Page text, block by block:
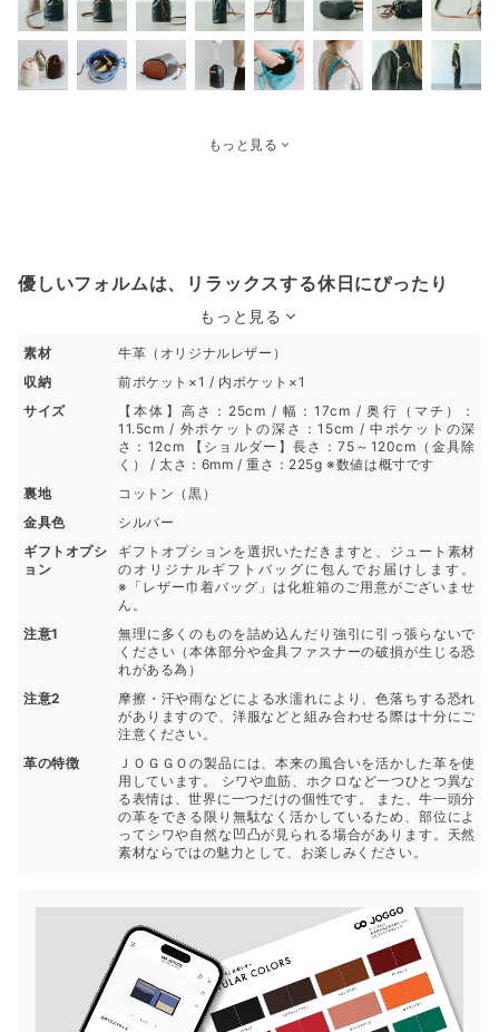
もっと見る
優しいフォルムは、リラックスする休日にぴったり
もっと見る
素材
牛革（オリジナルレザー）
収納
前ポケット×1 / 内ポケット×1
サイズ
【本体】高さ：25cm / 幅：17cm / 奥行（マチ）：
11.5cm / 外ポケットの深さ：15cm / 中ポケットの深
さ：12cm 【ショルダー】長さ：75～120cm（金具除
く） / 太さ：6mm / 重さ：225g ※数値は概寸です
裏地
コットン（黒）
金具色
シルバー
ギフトオプシ
ョン
ギフトオプションを選択いただきますと、ジュート素材
のオリジナルギフトバッグに包んでお届けします。
※「レザー巾着バッグ」は化粧箱のご用意がございませ
ん。
注意1
無理に多くのものを詰め込んだり強引に引っ張らないで
ください（本体部分や金具ファスナーの破損が生じる恐
れがある為）
注意2
摩擦・汗や雨などによる水濡れにより、色落ちする恐れ
がありますので、洋服などと組み合わせる際は十分にご
注意ください。
革の特徴
ＪＯＧＧＯの製品には、本来の風合いを活かした革を使
用しています。 シワや血筋、ホクロなど一つひとつ異な
る表情は、世界に一つだけの個性です。 また、牛一頭分
の革をできる限り無駄なく活かしているため、部位によ
ってシワや自然な凹凸が見られる場合があります。天然
素材ならではの魅力として、お楽しみください。